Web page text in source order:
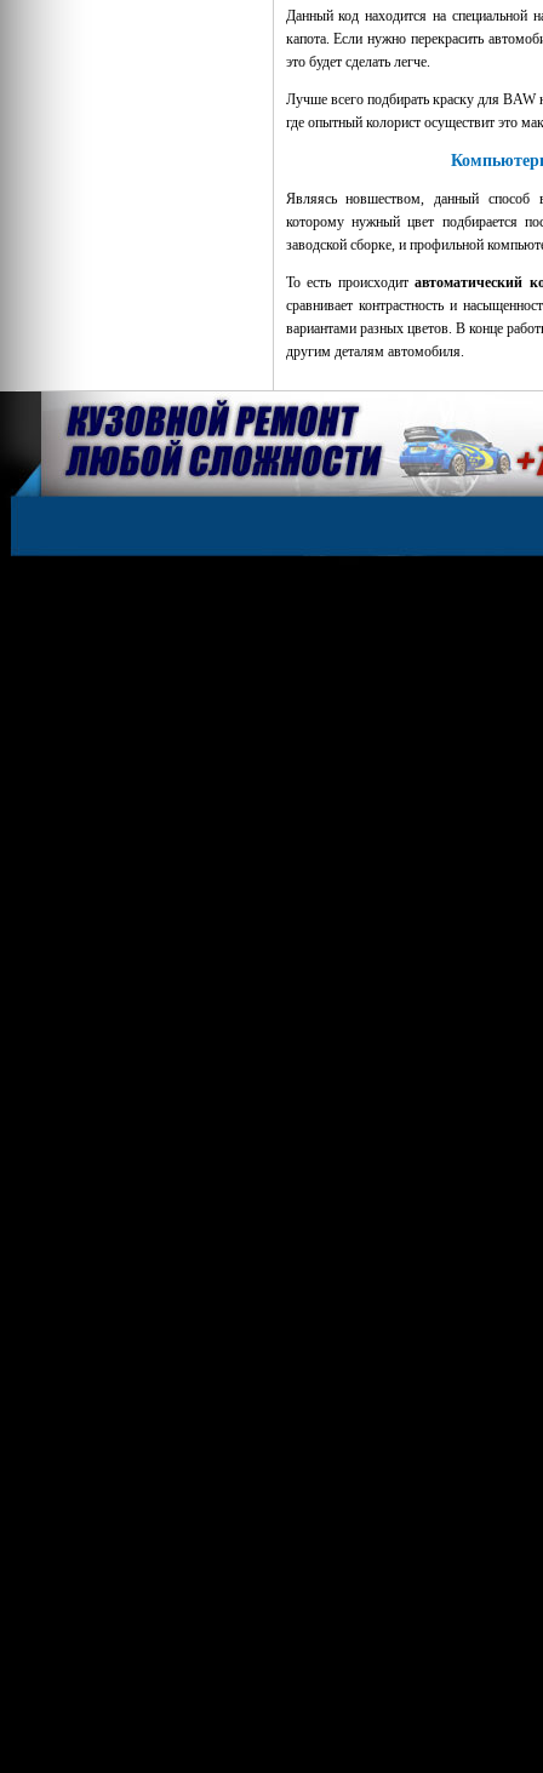
Данный код находится на специальной
капота. Если нужно перекрасить
это будет сделать легче.
Лучше всего подбирать краску для BAW
где опытный колорист осуществит это
Являясь новшеством, данный способ
которому нужный цвет подбирается
заводской сборке, и профильной
То есть происходитавтоматический
сравнивает контрастность и
вариантами разных цветов. В конце
другим деталям автомобиля.